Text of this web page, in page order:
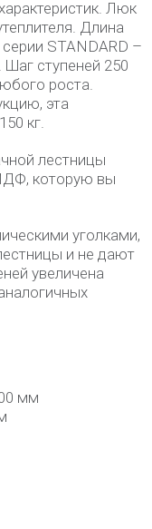
Люк
Длина
STANDARD –
ступеней 250
роста.
эта
кг.
лестницы
которую вы
уголками,
и не дают
увеличена
мм